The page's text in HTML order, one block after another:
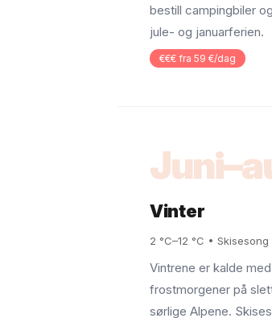
bestill campingbiler
jule- og januarferien.
€€€ fra 59 €/dag
Vinter
2 °C–12 °C • Skisesong
Vintrene er kalde
frostmorgener på
sørlige Alpene.